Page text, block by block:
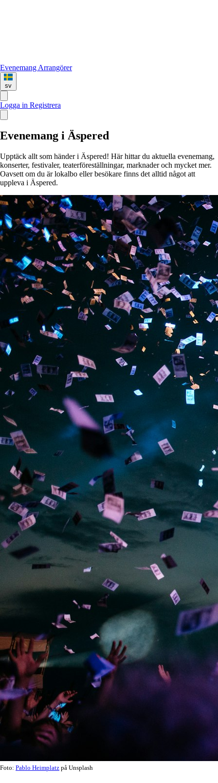
Evenemang Arrangörer
sv
Logga in Registrera
Evenemang i Äspered
Upptäck allt som händer i Äspered! Här hittar du aktuella evenemang,
konserter, festivaler, teaterföreställningar, marknader och mycket mer.
Oavsett om du är lokalbo eller besökare finns det alltid något att
uppleva i Äspered.
Foto: Pablo Heimplatz på Unsplash